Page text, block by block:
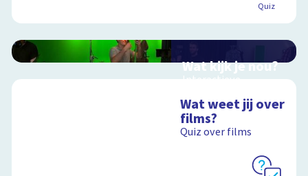
Quiz
Wat kijk je nou?
Interactieve
en video
Schoolplaat
Wat weet jij over
films?
Quiz over films